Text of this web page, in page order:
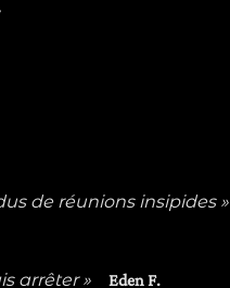
de réunions insipides »
arrêter » Eden F.